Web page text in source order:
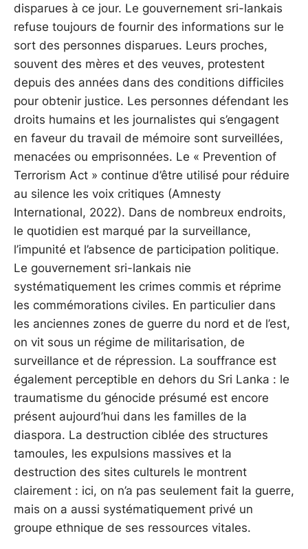
disparues à ce jour. Le gouvernement sri-lankais
refuse toujours de fournir des informations sur le
sort des personnes disparues. Leurs proches,
souvent des mères et des veuves, protestent
depuis des années dans des conditions difficiles
pour obtenir justice. Les personnes défendant les
droits humains et les journalistes qui s’engagent
en faveur du travail de mémoire sont surveillées,
menacées ou emprisonnées. Le « Prevention of
Terrorism Act » continue d’être utilisé pour réduire
au silence les voix critiques (Amnesty
International, 2022). Dans de nombreux endroits,
le quotidien est marqué par la surveillance,
l’impunité et l’absence de participation politique.
Le gouvernement sri-lankais nie
systématiquement les crimes commis et réprime
les commémorations civiles. En particulier dans
les anciennes zones de guerre du nord et de l’est,
on vit sous un régime de militarisation, de
surveillance et de répression. La souffrance est
également perceptible en dehors du Sri Lanka : le
traumatisme du génocide présumé est encore
présent aujourd’hui dans les familles de la
diaspora. La destruction ciblée des structures
tamoules, les expulsions massives et la
destruction des sites culturels le montrent
clairement : ici, on n’a pas seulement fait la guerre,
mais on a aussi systématiquement privé un
groupe ethnique de ses ressources vitales.